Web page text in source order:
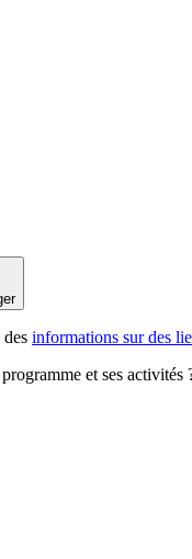
des informations sur des
et ses activités